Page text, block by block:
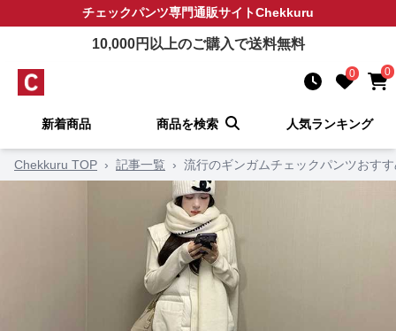
チェックパンツ専門通販サイトChekkuru
10,000円以上のご購入で送料無料
0 0
新着商品 商品を検索 人気ランキング
Chekkuru TOP › 記事一覧 › 流行のギンガムチェックパンツおす